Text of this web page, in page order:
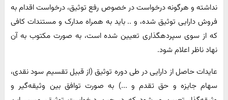
نداشته و هرگونه درخواست در خصوص رفع توثیق، درخواست اقدام به
فروش دارایی توثیق شده، و .. باید به همراه مدارک و مستندات کافی
که از سوی سپرده‎گذاری تعیین شده است، به صورت مکتوب به آن
نهاد ناظر اعلام شود.
عایدات حاصل از دارایی در طی دوره توثیق (از قبیل تقسیم سود نقدی،
سهام جایزه و حق تقدم و ...) به صورت توافق بین وثیقه‌گیر و